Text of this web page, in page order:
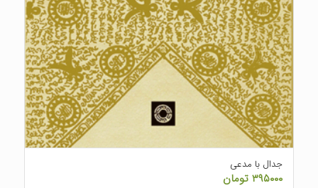
جدال با مدعی
۳۹۵۰۰۰ تومان